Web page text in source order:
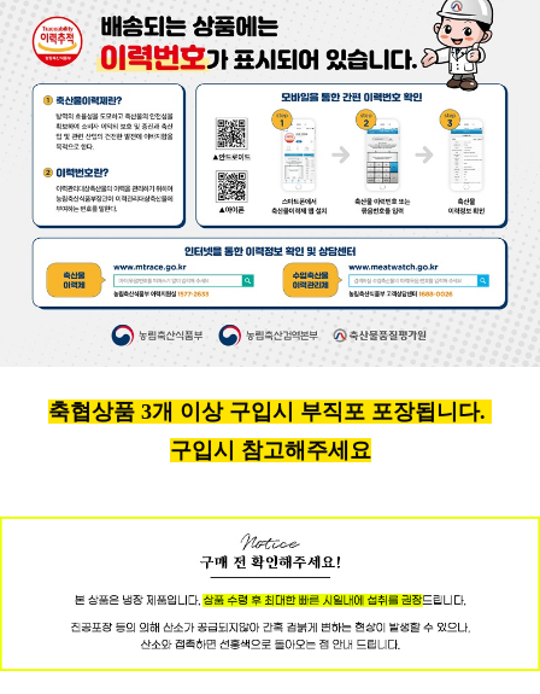
축협상품 3개 이상 구입시 부직포 포장됩니다.
구입시 참고해주세요